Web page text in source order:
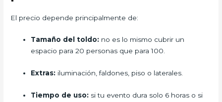
El precio depende principalmente de:
Tamaño del toldo: no es lo mismo cubrir un
espacio para 20 personas que para 100.
Extras: iluminación, faldones, piso o laterales.
Tiempo de uso: si tu evento dura solo 6 horas o si